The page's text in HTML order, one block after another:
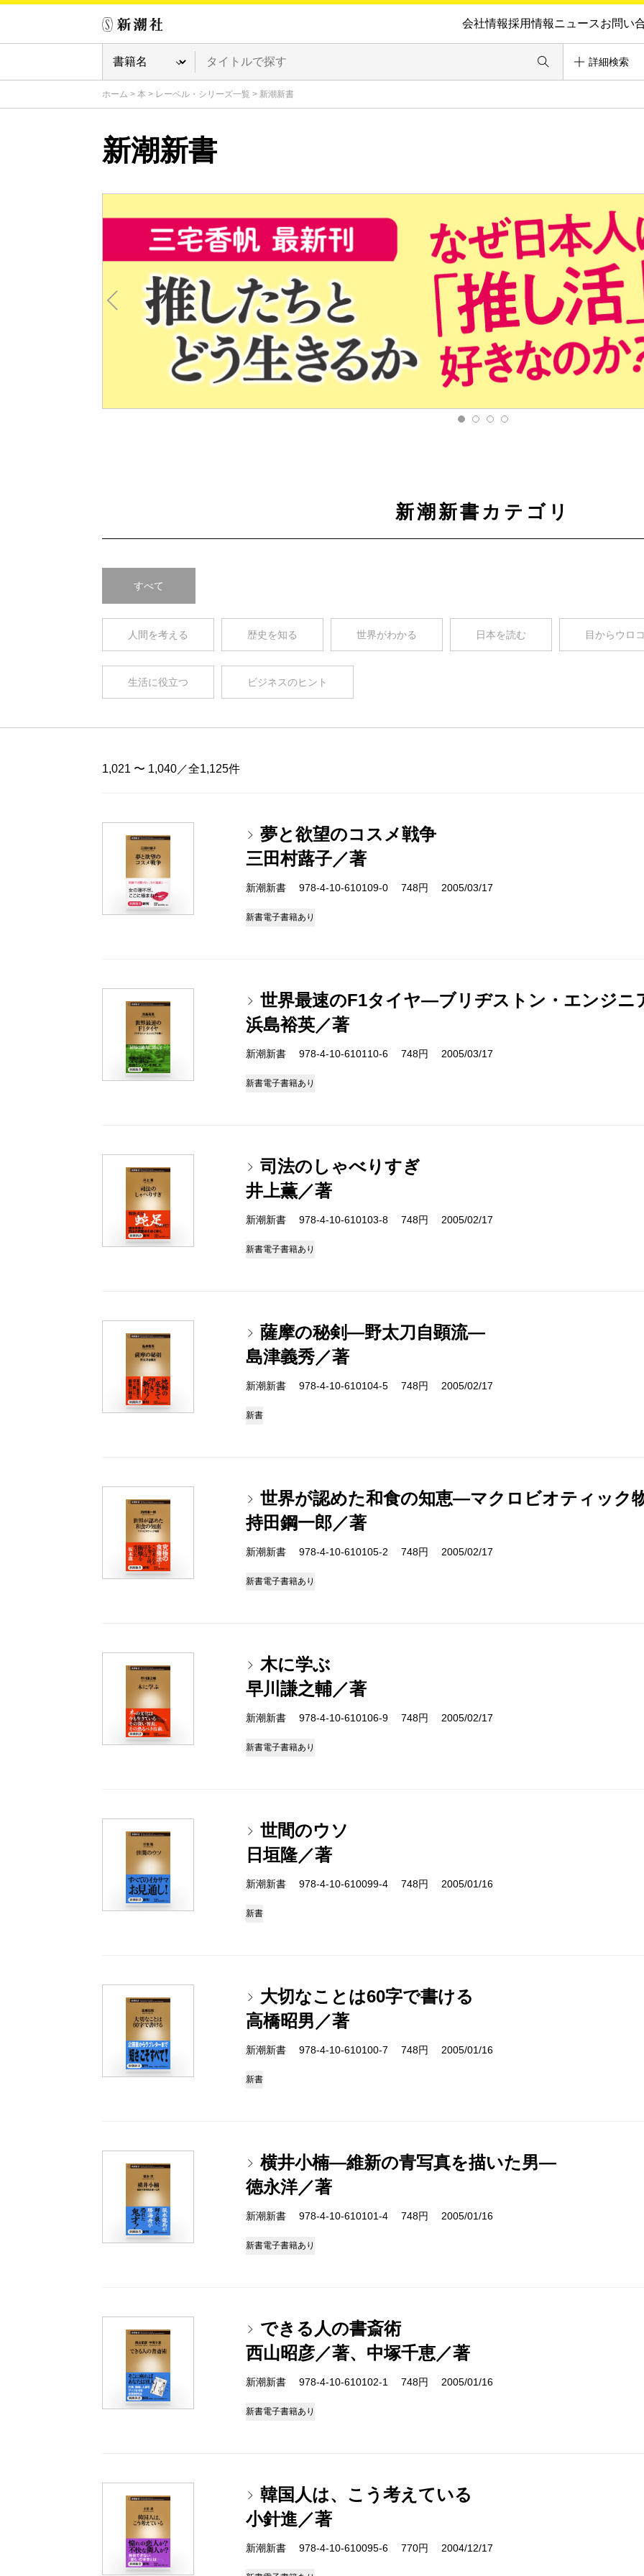
会社情報採用情報ニュースお問い
詳細検索
ホーム > 本 > レーベル・シリーズ一覧 > 新潮新書
新潮新書
新潮新書カテゴリ
すべて
人間を考える 歴史を知る 世界がわかる 日本を読む 目からウロ
生活に役立つ ビジネスのヒント
1,021 〜 1,040／全1,125件
夢と欲望のコスメ戦争
三田村蕗子／著
新潮新書 978-4-10-610109-0 748円 2005/03/17
新書電子書籍あり
世界最速のF1タイヤ―ブリヂストン・エンジ
浜島裕英／著
新潮新書 978-4-10-610110-6 748円 2005/03/17
新書電子書籍あり
司法のしゃべりすぎ
井上薫／著
新潮新書 978-4-10-610103-8 748円 2005/02/17
新書電子書籍あり
薩摩の秘剣―野太刀自顕流―
島津義秀／著
新潮新書 978-4-10-610104-5 748円 2005/02/17
新書
世界が認めた和食の知恵―マクロビオティック
持田鋼一郎／著
新潮新書 978-4-10-610105-2 748円 2005/02/17
新書電子書籍あり
木に学ぶ
早川謙之輔／著
新潮新書 978-4-10-610106-9 748円 2005/02/17
新書電子書籍あり
世間のウソ
日垣隆／著
新潮新書 978-4-10-610099-4 748円 2005/01/16
新書
大切なことは60字で書ける
高橋昭男／著
新潮新書 978-4-10-610100-7 748円 2005/01/16
新書
横井小楠―維新の青写真を描いた男―
徳永洋／著
新潮新書 978-4-10-610101-4 748円 2005/01/16
新書電子書籍あり
できる人の書斎術
西山昭彦／著、中塚千恵／著
新潮新書 978-4-10-610102-1 748円 2005/01/16
新書電子書籍あり
韓国人は、こう考えている
小針進／著
新潮新書 978-4-10-610095-6 770円 2004/12/17